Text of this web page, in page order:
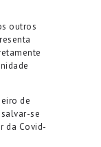
outros
de
se
da Covid-